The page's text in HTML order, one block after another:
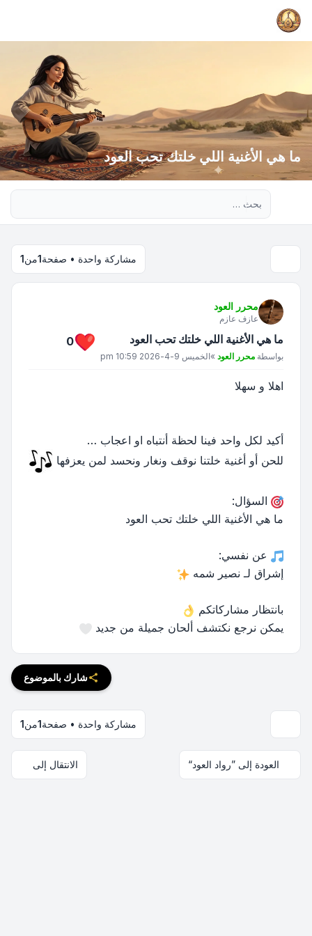
ما هي الأغنية اللي خلتك تحب العود
مشاركة واحدة • صفحة1من1
محرر العود
عازف عازم
ما هي الأغنية اللي خلتك تحب العود
مشاركة
بواسطة محرر العود »الخميس 9-4-2026 10:59 pm
0
اهلا و سهلا
أكيد لكل واحد فينا لحظة أنتباه او اعجاب …
للحن أو أغنية خلتنا نوقف ونغار ونحسد لمن يعزفها
السؤال:
ما هي الأغنية اللي خلتك تحب العود
عن نفسي:
إشراق لـ نصير شمه
بانتظار مشاركاتكم
يمكن نرجع نكتشف ألحان جميلة من جديد
شارك بالموضوع
مشاركة واحدة • صفحة1من1
العودة إلى ”رواد العود“ الانتقال إلى